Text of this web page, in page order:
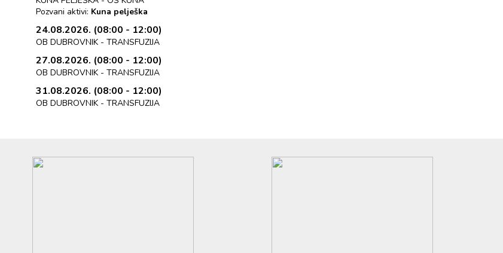
Pozvani aktivi: Kuna pelješka
24.08.2026. (08:00 - 12:00)
OB DUBROVNIK - TRANSFUZIJA
27.08.2026. (08:00 - 12:00)
OB DUBROVNIK - TRANSFUZIJA
31.08.2026. (08:00 - 12:00)
OB DUBROVNIK - TRANSFUZIJA